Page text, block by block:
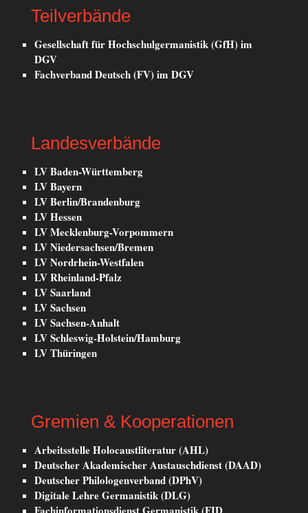
Teilverbände
Gesellschaft für Hochschulgermanistik (GfH) im
DGV
Fachverband Deutsch (FV) im DGV
Landesverbände
LV Baden-Württemberg
LV Bayern
LV Berlin/Brandenburg
LV Hessen
LV Mecklenburg-Vorpommern
LV Niedersachsen/Bremen
LV Nordrhein-Westfalen
LV Rheinland-Pfalz
LV Saarland
LV Sachsen
LV Sachsen-Anhalt
LV Schleswig-Holstein/Hamburg
LV Thüringen
Gremien & Kooperationen
Arbeitsstelle Holocaustliteratur (AHL)
Deutscher Akademischer Austauschdienst (DAAD)
Deutscher Philologenverband (DPhV)
Digitale Lehre Germanistik (DLG)